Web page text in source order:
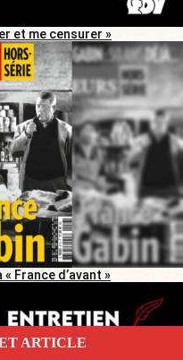
et me censurer »
France d’avant »
ARTICLE